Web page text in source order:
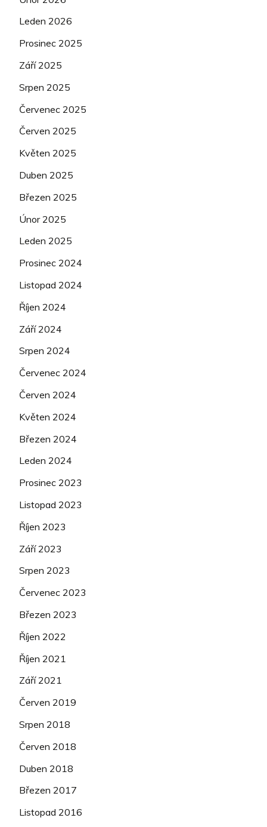
Leden 2026
Prosinec 2025
Září 2025
Srpen 2025
Červenec 2025
Červen 2025
Květen 2025
Duben 2025
Březen 2025
Únor 2025
Leden 2025
Prosinec 2024
Listopad 2024
Říjen 2024
Září 2024
Srpen 2024
Červenec 2024
Červen 2024
Květen 2024
Březen 2024
Leden 2024
Prosinec 2023
Listopad 2023
Říjen 2023
Září 2023
Srpen 2023
Červenec 2023
Březen 2023
Říjen 2022
Říjen 2021
Září 2021
Červen 2019
Srpen 2018
Červen 2018
Duben 2018
Březen 2017
Listopad 2016